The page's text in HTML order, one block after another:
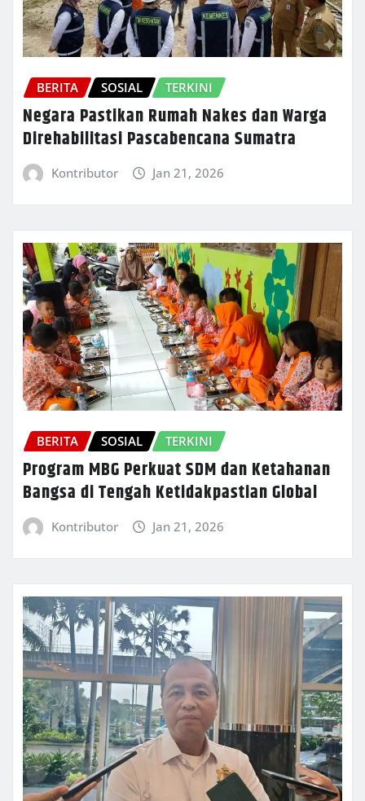
BERITA SOSIAL TERKINI
Negara Pastikan Rumah Nakes dan Warga
Direhabilitasi Pascabencana Sumatra
Kontributor Jan 21, 2026
BERITA SOSIAL TERKINI
Program MBG Perkuat SDM dan Ketahanan
Bangsa di Tengah Ketidakpastian Global
Kontributor Jan 21, 2026